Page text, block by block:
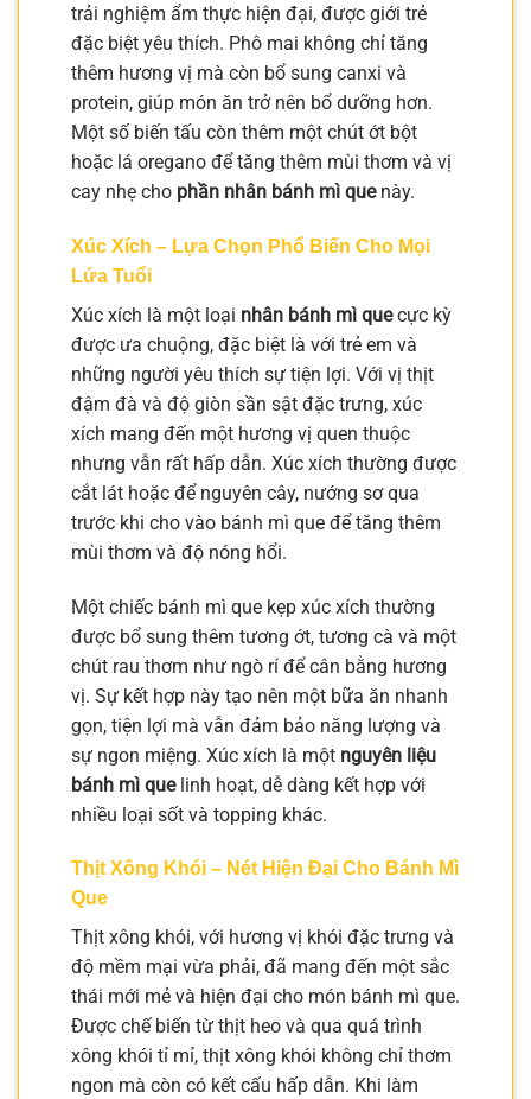
trải nghiệm ẩm thực hiện đại, được giới trẻ
đặc biệt yêu thích. Phô mai không chỉ tăng
thêm hương vị mà còn bổ sung canxi và
protein, giúp món ăn trở nên bổ dưỡng hơn.
Một số biến tấu còn thêm một chút ớt bột
hoặc lá oregano để tăng thêm mùi thơm và vị
cay nhẹ cho phần nhân bánh mì quenày.
Xúc Xích – Lựa Chọn Phổ Biến Cho Mọi
Lứa Tuổi
Xúc xích là một loại nhân bánh mì quecực kỳ
được ưa chuộng, đặc biệt là với trẻ em và
những người yêu thích sự tiện lợi. Với vị thịt
đậm đà và độ giòn sần sật đặc trưng, xúc
xích mang đến một hương vị quen thuộc
nhưng vẫn rất hấp dẫn. Xúc xích thường được
cắt lát hoặc để nguyên cây, nướng sơ qua
trước khi cho vào bánh mì que để tăng thêm
mùi thơm và độ nóng hổi.
Một chiếc bánh mì que kẹp xúc xích thường
được bổ sung thêm tương ớt, tương cà và một
chút rau thơm như ngò rí để cân bằng hương
vị. Sự kết hợp này tạo nên một bữa ăn nhanh
gọn, tiện lợi mà vẫn đảm bảo năng lượng và
sự ngon miệng. Xúc xích là một nguyên liệu
bánh mì quelinh hoạt, dễ dàng kết hợp với
nhiều loại sốt và topping khác.
Thịt Xông Khói – Nét Hiện Đại Cho Bánh Mì
Que
Thịt xông khói, với hương vị khói đặc trưng và
độ mềm mại vừa phải, đã mang đến một sắc
thái mới mẻ và hiện đại cho món bánh mì que.
Được chế biến từ thịt heo và qua quá trình
xông khói tỉ mỉ, thịt xông khói không chỉ thơm
ngon mà còn có kết cấu hấp dẫn. Khi làm